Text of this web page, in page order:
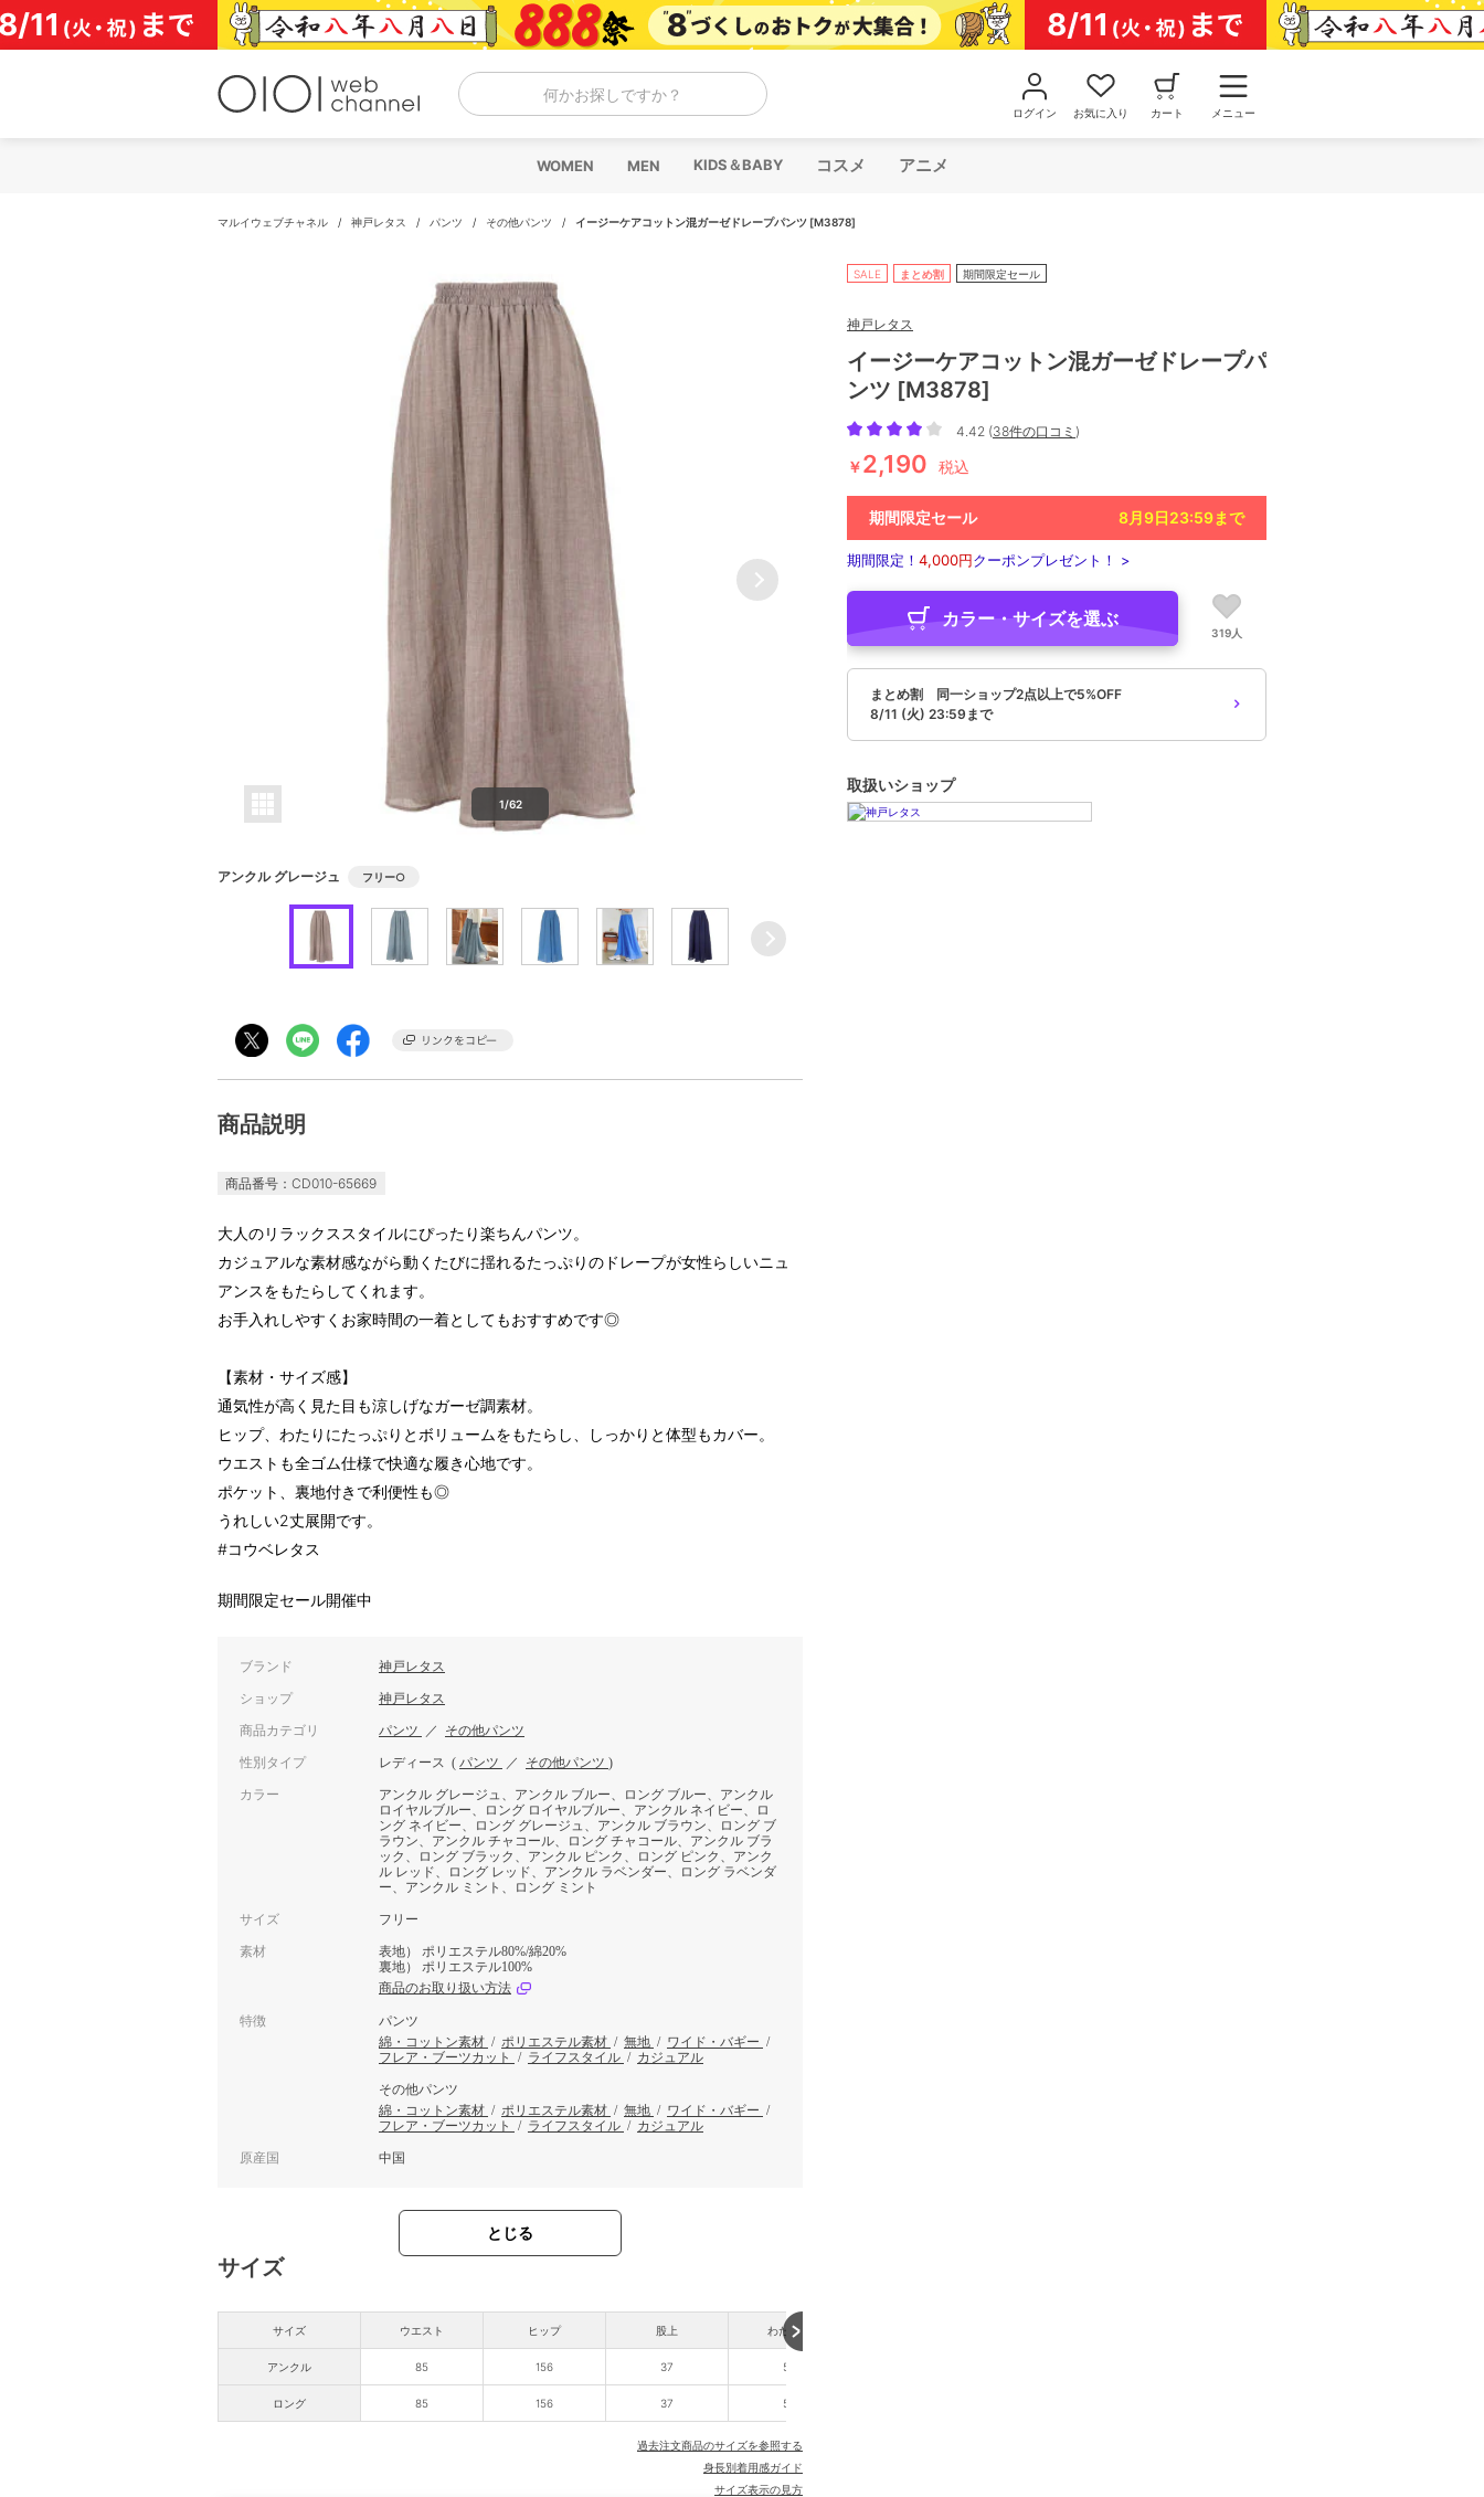
コ
ン
テ
何かお探しですか？
ログイン お気に入り カート メニュー
WOMEN MEN KIDS＆BABY コスメ アニメ
マルイウェブチャネル / 神戸レタス / パンツ / その他パンツ / イージーケアコットン混ガーゼドレープパンツ [M3878]
1/62
アンクル グレージュ フリー○
商品説明
商品番号：CD010-65669
大人のリラックススタイルにぴったり楽ちんパンツ。
カジュアルな素材感ながら動くたびに揺れるたっぷりのドレープが女性らしいニュ
アンスをもたらしてくれます。
お手入れしやすくお家時間の一着としてもおすすめです◎
【素材・サイズ感】
通気性が高く見た目も涼しげなガーゼ調素材。
ヒップ、わたりにたっぷりとボリュームをもたらし、しっかりと体型もカバー。
ウエストも全ゴム仕様で快適な履き心地です。
ポケット、裏地付きで利便性も◎
うれしい2丈展開です。
#コウベレタス
期間限定セール開催中
ブランド 神戸レタス
ショップ 神戸レタス
商品カテゴリ パンツ ／ その他パンツ
性別タイプ レディース ( パンツ ／ その他パンツ )
カラー
アンクル グレージュ、アンクル ブルー、ロング ブルー、アンクル
ロイヤルブルー、ロング ロイヤルブルー、アンクル ネイビー、ロ
ング ネイビー、ロング グレージュ、アンクル ブラウン、ロング ブ
ラウン、アンクル チャコール、ロング チャコール、アンクル ブラ
ック、ロング ブラック、アンクル ピンク、ロング ピンク、アンク
ル レッド、ロング レッド、アンクル ラベンダー、ロング ラベンダ
ー、アンクル ミント、ロング ミント
サイズ フリー
素材
表地） ポリエステル80%/綿20%
裏地） ポリエステル100%
商品のお取り扱い方法
特徴
パンツ
綿・コットン素材 / ポリエステル素材 / 無地 / ワイド・バギー /
フレア・ブーツカット
/ ライフスタイル / カジュアル
その他パンツ
綿・コットン素材 / ポリエステル素材 / 無地 / ワイド・バギー /
フレア・ブーツカット
/ ライフスタイル / カジュアル
原産国 中国
とじる
サイズ
サイズ
アンクル
ロング
ウエスト ヒップ 股上 わたり幅
85 156 37 50
85 156 37 50
過去注文商品のサイズを参照する
身長別着用感ガイド
サイズ表示の見方
SALE まとめ割 期間限定セール
神戸レタス
イージーケアコットン混ガーゼドレープパ
ンツ [M3878]
4.42 (38件の口コミ )
￥2,190 税込
期間限定セール 8月9日23:59まで
期間限定！ 4,000円クーポンプレゼント！ >
カラー・サイズを選ぶ
319人
まとめ割 同一ショップ2点以上で5%OFF
8/11 (火) 23:59まで
取扱いショップ